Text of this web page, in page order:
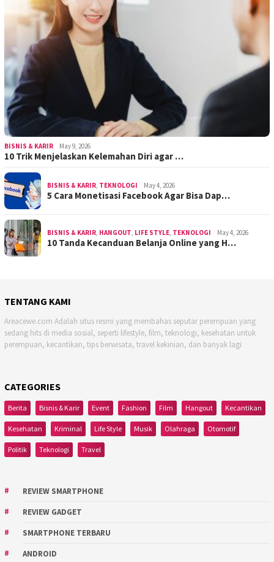
BISNIS & KARIR May 9, 2026
10 Trik Menjelaskan Kelemahan Diri agar …
BISNIS & KARIR TEKNOLOGI May 4, 2026
5 Cara Monetisasi Facebook Agar Bisa Dap…
BISNIS & KARIR HANGOUT LIFE STYLE TEKNOLOGI May 4, 2026
10 Tanda Kecanduan Belanja Online yang H…
TENTANG KAMI
Areacewe.com Adalah situs resmi yang membahas seputar perempuan yang
sedang hits di media sosial, seperti lifestyle, film, teknologi, kesehatan untuk
perempuan, kecantikan, tips berwisata, travel kekinian, dan banyak lagi
CATEGORIES
Berita Bisnis & Karir Event Fashion Film Hangout Kecantikan
Kesehatan Kriminal Life Style Musik Olahraga Otomotif
Politik Teknologi Travel
REVIEW SMARTPHONE
REVIEW GADGET
SMARTPHONE TERBARU
ANDROID